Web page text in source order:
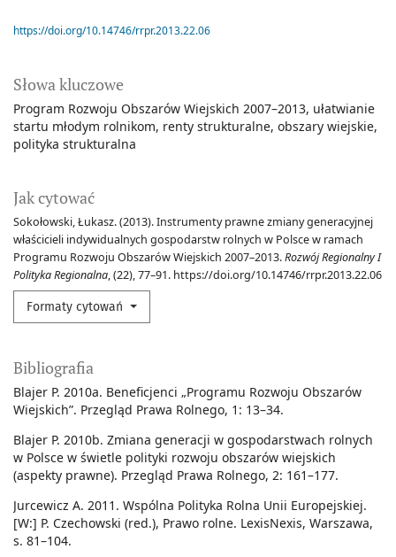
Słowa kluczowe
Program Rozwoju Obszarów Wiejskich 2007–2013 ułatwianie
startu młodym rolnikom renty strukturalne obszary wiejskie
polityka strukturalna
Jak cytować
Sokołowski, Łukasz. (2013). Instrumenty prawne zmiany generacyjnej
właścicieli indywidualnych gospodarstw rolnych w Polsce w ramach
Programu Rozwoju Obszarów Wiejskich 2007–2013.Rozwój Regionalny I
Polityka Regionalna, (22), 77–91. https://doi.org/10.14746/rrpr.2013.22.06
Formaty cytowań
https://doi.org/10.14746/rrpr.2013.22.06
Bibliografia
Blajer P. 2010a. Beneficjenci „Programu Rozwoju Obszarów
Wiejskich”. Przegląd Prawa Rolnego, 1: 13–34.
Blajer P. 2010b. Zmiana generacji w gospodarstwach rolnych
w Polsce w świetle polityki rozwoju obszarów wiejskich
(aspekty prawne). Przegląd Prawa Rolnego, 2: 161–177.
Jurcewicz A. 2011. Wspólna Polityka Rolna Unii Europejskiej.
[W:] P. Czechowski (red.), Prawo rolne. LexisNexis, Warszawa,
s. 81–104.